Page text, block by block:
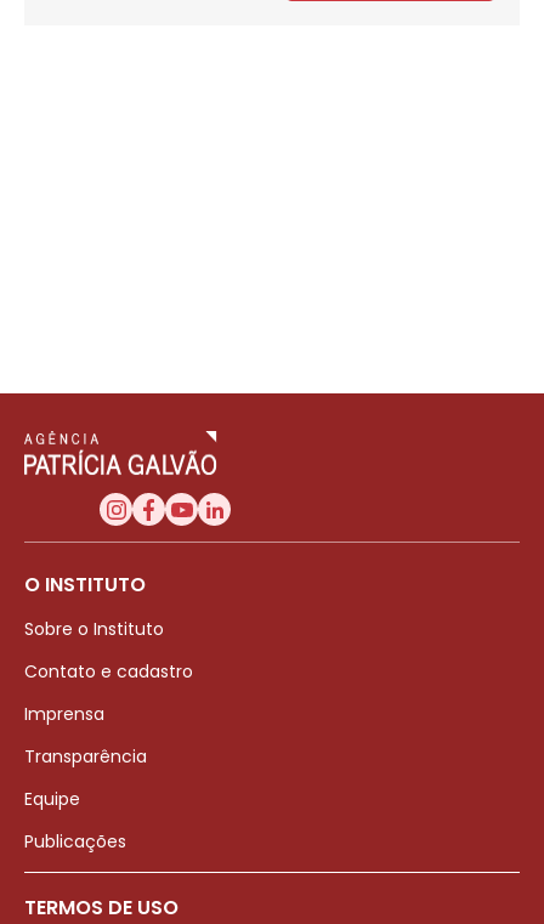
O INSTITUTO
Sobre o Instituto
Contato e cadastro
Imprensa
Transparência
Equipe
Publicações
TERMOS DE USO